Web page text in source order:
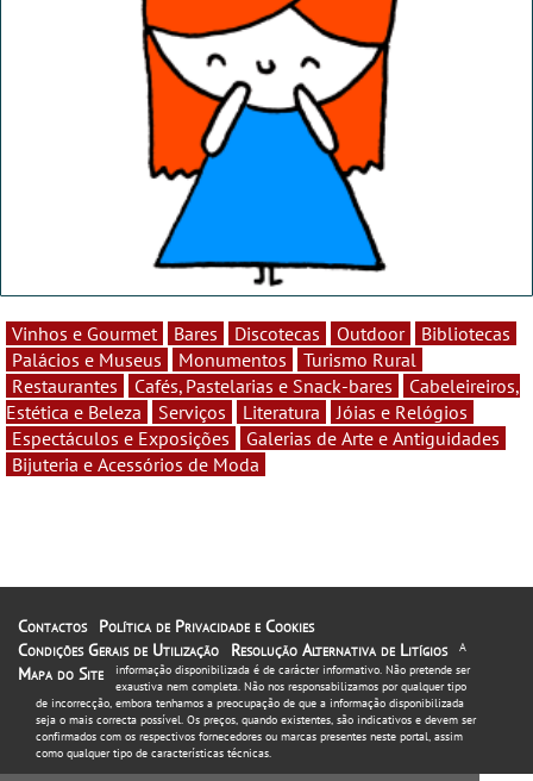
Vinhos e Gourmet Bares Discotecas Outdoor
Bibliotecas
Palácios e Museus
Monumentos
Turismo Rural
Restaurantes
Cafés, Pastelarias e Snack-bares
Cabeleireiros,
Estética e Beleza
Serviços Literatura
Jóias e Relógios
Espectáculos e Exposições
Galerias de Arte e Antiguidades
Bijuteria e Acessórios de Moda
Contactos
Política de Privacidade e Cookies
Condições Gerais de Utilização
Resolução Alternativa de Litígios
Mapa do Site
A
informação disponibilizada é de carácter informativo. Não pretende ser
exaustiva nem completa. Não nos responsabilizamos por qualquer tipo
de incorrecção, embora tenhamos a preocupação de que a informação disponibilizada
seja o mais correcta possível. Os preços, quando existentes, são indicativos e devem ser
confirmados com os respectivos fornecedores ou marcas presentes neste portal, assim
como qualquer tipo de características técnicas.